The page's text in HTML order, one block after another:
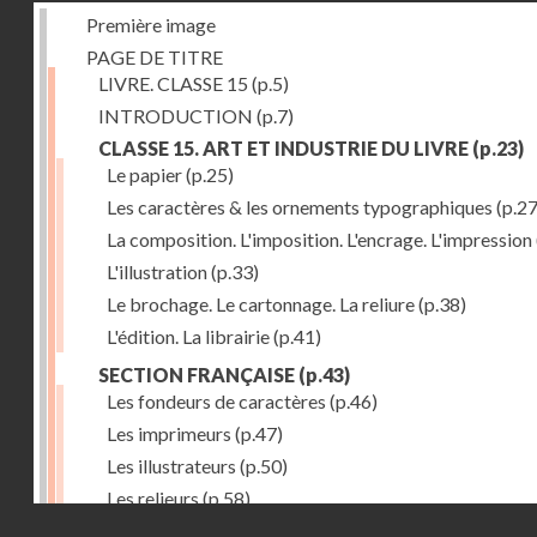
Première image
PAGE DE TITRE
LIVRE. CLASSE 15 (p.5)
INTRODUCTION (p.7)
CLASSE 15. ART ET INDUSTRIE DU LIVRE (p.23)
Le papier(p.25)
Les caractères & les ornements typographiques
La composition. L'imposition. L'encrage. L'impression
L'illustration(p.33)
Le brochage. Le cartonnage. La reliure(p.38)
L'édition. La librairie(p.41)
SECTION FRANÇAISE (p.43)
Les fondeurs de caractères (p.46)
Les imprimeurs (p.47)
Les illustrateurs (p.50)
Les relieurs (p.58)